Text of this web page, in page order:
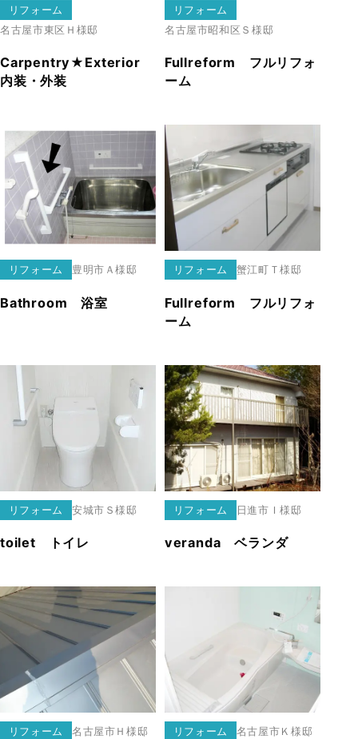
リフォーム
名古屋市東区 Ｈ様邸
Carpentry★Exterior
内装・外装
リフォーム
名古屋市昭和区 Ｓ様邸
Fullreform フルリフォ
ーム
リフォーム 豊明市 Ａ様邸
Bathroom 浴室
リフォーム 蟹江町 Ｔ様邸
Fullreform フルリフォ
ーム
リフォーム 安城市 Ｓ様邸
toilet トイレ
リフォーム 日進市 Ｉ様邸
veranda ベランダ
リフォーム 名古屋市Ｈ様邸 リフォーム 名古屋市Ｋ様邸